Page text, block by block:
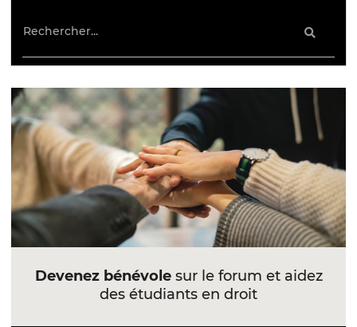
Devenez bénévolesur le forum et aidez
des étudiants en droit